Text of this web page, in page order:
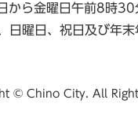
から金曜日午前8時
日曜日、祝日及び年末
© Chino City. All